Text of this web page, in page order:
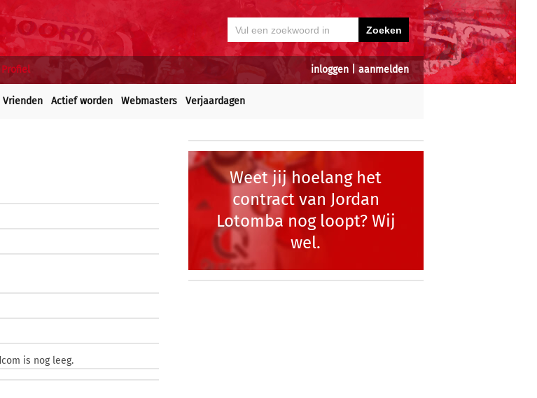
inloggen aanmelden
Profiel
Vrienden Actief worden Webmasters Verjaardagen
is nog leeg.
Weet jij hoelang het
contract van Jordan
Lotomba nog loopt? Wij
wel.